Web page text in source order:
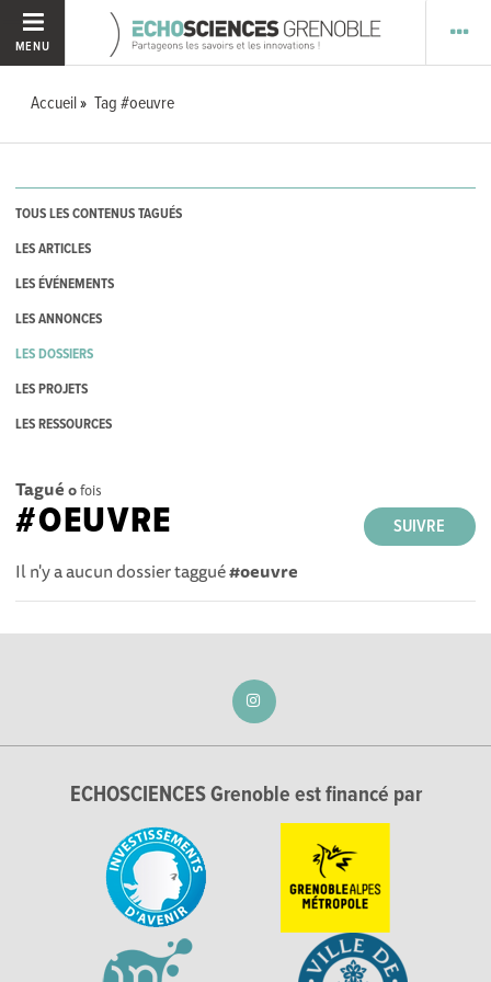
MENU
Accueil Tag #oeuvre
TOUS LES CONTENUS TAGUÉS
LES ARTICLES
LES ÉVÉNEMENTS
LES ANNONCES
LES DOSSIERS
LES PROJETS
LES RESSOURCES
Tagué 0fois
SUIVRE
#OEUVRE
Il n'y a aucun dossier taggué#oeuvre
ECHOSCIENCES Grenoble est financé par